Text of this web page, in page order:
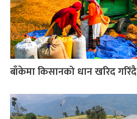
बाँकेमा किसानको धान खरिद गरिँदै